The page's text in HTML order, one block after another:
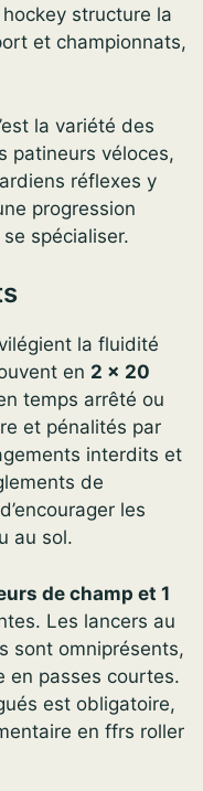
structure la
et championnats,
la variété des
patineurs véloces,
réflexes y
progression
spécialiser.
la fluidité
en 2 x 20
temps arrêté ou
et pénalités par
interdits et
de
les
au sol.
de champ et 1
Les lancers au
sont omniprésents,
en passes courtes.
est obligatoire,
en ffrs roller